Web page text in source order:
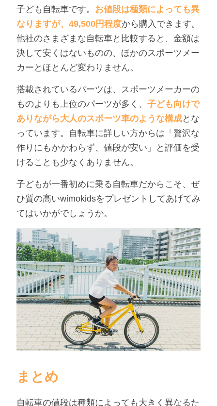
子ども自転車です。 お値段は種類によっても異
なりますが、49,500円程度から購入できます。
他社のさまざまな自転車と比較すると、金額は
決して安くはないものの、ほかのスポーツメー
カーとほとんど変わりません。
搭載されているパーツは、スポーツメーカーの
ものよりも上位のパーツが多く、 子ども向けで
ありながら大人のスポーツ車のような構成とな
っています。自転車に詳しい方からは「贅沢な
作りにもかかわらず、値段が安い」と評価を受
けることも少なくありません。
子どもが一番初めに乗る自転車だからこそ、ぜ
ひ質の高いwimokidsをプレゼントしてあげてみ
てはいかがでしょうか。
まとめ
自転車の値段は種類によっても大きく異なるた